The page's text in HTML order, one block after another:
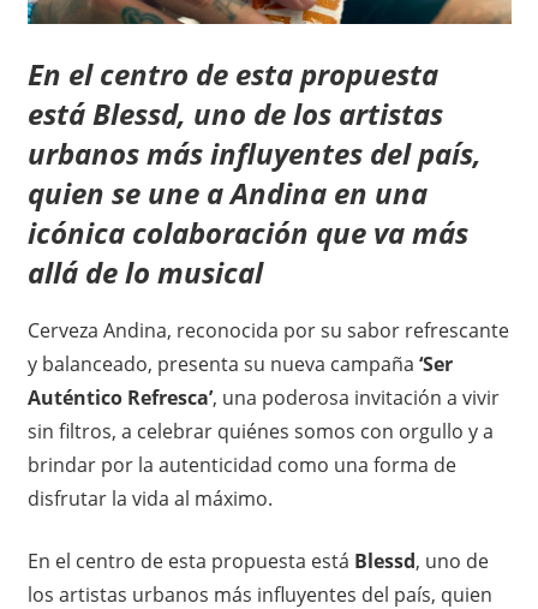
En el centro de esta propuesta
está Blessd, uno de los artistas
urbanos más influyentes del país,
quien se une a Andina en una
icónica colaboración que va más
allá de lo musical
Cerveza Andina, reconocida por su sabor refrescante
y balanceado, presenta su nueva campaña ‘Ser
Auténtico Refresca’, una poderosa invitación a vivir
sin filtros, a celebrar quiénes somos con orgullo y a
brindar por la autenticidad como una forma de
disfrutar la vida al máximo.
En el centro de esta propuesta está Blessd, uno de
los artistas urbanos más influyentes del país, quien